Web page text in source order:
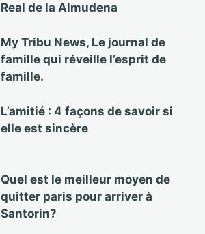
Real de la Almudena
My Tribu News, Le journal de
famille qui réveille l’esprit de
famille.
L’amitié : 4 façons de savoir si
elle est sincère
Quel est le meilleur moyen de
quitter paris pour arriver à
Santorin?